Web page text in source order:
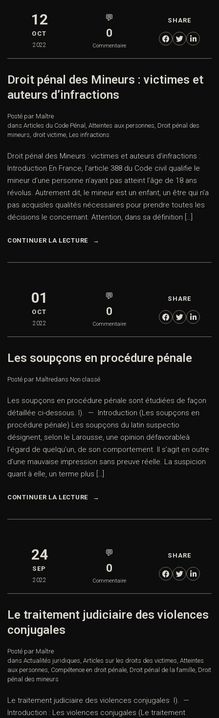
12
OCT
2022
💬
0
Commentaire
SHARE
Droit pénal des Mineurs : victimes et
auteurs d’infractions
Posté par Maître
dans Articles du Code Pénal , Atteintes aux personnes, Droit pénal des
mineurs, droit victime, Les infractions
Droit pénal des Mineurs : victimes et auteurs d’infractions :
Introduction En France, l’article 388 du Code civil qualifie le
mineur d’une personne n’ayant pas atteint l’âge de 18 ans
révolus. Autrement dit, le mineur est un enfant, un être qui n’a
pas acquisles qualités nécessaires pour prendre toutes les
décisions le concernant. Attention, dans sa définition […]
CONTINUER LA LECTURE
01
OCT
2022
💬
0
Commentaire
SHARE
Les soupçons en procédure pénale
Posté par Maîtredans Non classé
Les soupçons en procédure pénale sont étudiées de façon
détaillée ci-dessous. I). — Introduction (Les soupçons en
procédure pénale) Les soupçons du latin suspectio
désignent, selon le Larousse, une opinion défavorableà
l’égard de quelqu’un, de son comportement. Il s’agit en outre
d’une mauvaise impression sans preuve réelle. La suspicion
quant à elle, un terme plus […]
CONTINUER LA LECTURE
24
SEP
2022
💬
0
Commentaire
SHARE
Le traitement judiciaire des violences
conjugales
Posté par Maître
dans Actualités juridiques, Articles sur les droits des victimes, Atteintes
aux personnes, Compétence en droit pénale, Droit pénal de la famille, Droit
pénal des mineurs
Le traitement judiciaire des violences conjugales I). —
Introduction : Les violences conjugales (Le traitement